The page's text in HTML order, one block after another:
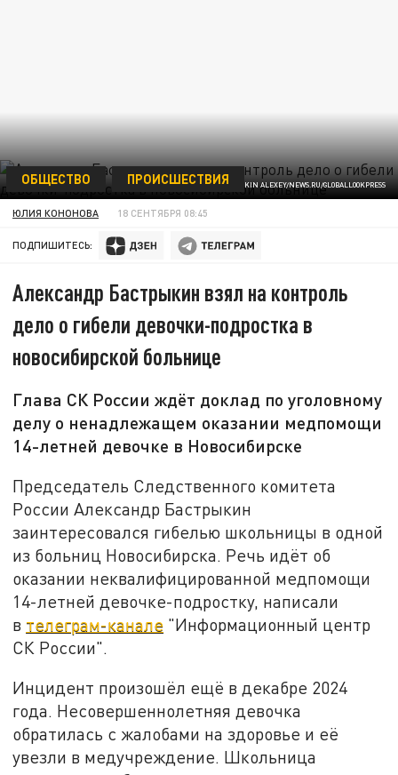
ФОТО: BELKIN ALEXEY/NEWS.RU/GLOBALLOOKPRESS
ОБЩЕСТВО ПРОИСШЕСТВИЯ
ЮЛИЯ КОНОНОВА 18 СЕНТЯБРЯ 08:45
ПОДПИШИТЕСЬ:
Александр Бастрыкин взял на контроль
дело о гибели девочки-подростка в
новосибирской больнице
Глава СК России ждёт доклад по уголовному
делу о ненадлежащем оказании медпомощи
14-летней девочке в Новосибирске
Председатель Следственного комитета
России Александр Бастрыкин
заинтересовался гибелью школьницы в одной
из больниц Новосибирска. Речь идёт об
оказании неквалифицированной медпомощи
14-летней девочке-подростку, написали
в телеграм-канале "Информационный центр
СК России".
Инцидент произошёл ещё в декабре 2024
года. Несовершеннолетняя девочка
обратилась с жалобами на здоровье и её
увезли в медучреждение. Школьница